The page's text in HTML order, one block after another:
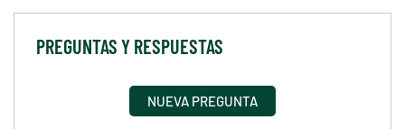
PREGUNTAS Y RESPUESTAS
NUEVA PREGUNTA